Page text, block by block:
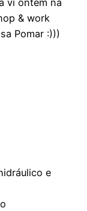
& work
Pomar :)))
e